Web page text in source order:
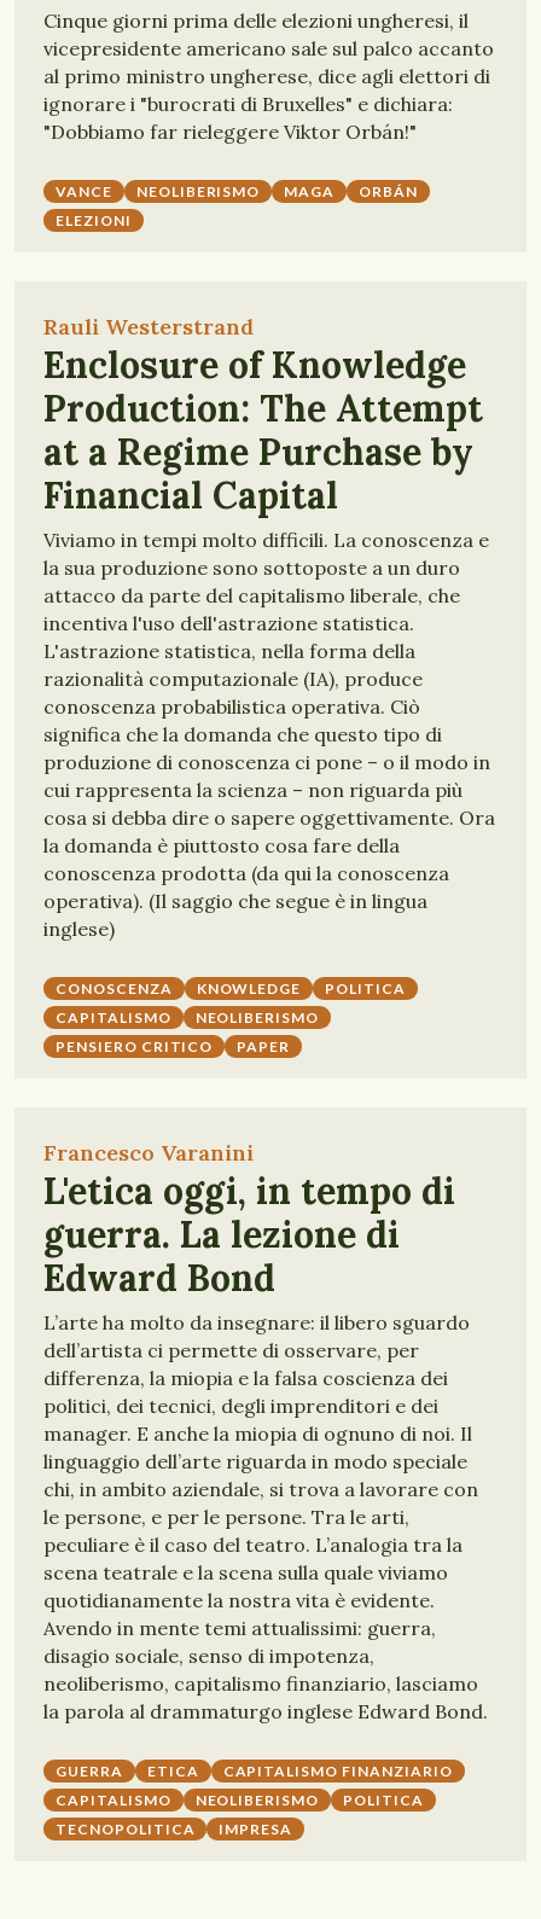
Cinque giorni prima delle elezioni ungheresi, il
vicepresidente americano sale sul palco accanto
al primo ministro ungherese, dice agli elettori di
ignorare i "burocrati di Bruxelles" e dichiara:
"Dobbiamo far rieleggere Viktor Orbán!"
VANCE NEOLIBERISMO MAGA
ORBÁN
ELEZIONI
Rauli Westerstrand
Enclosure of Knowledge
Production: The Attempt
at a Regime Purchase by
Financial Capital
Viviamo in tempi molto difficili. La conoscenza e
la sua produzione sono sottoposte a un duro
attacco da parte del capitalismo liberale, che
incentiva l'uso dell'astrazione statistica.
L'astrazione statistica, nella forma della
razionalità computazionale (IA), produce
conoscenza probabilistica operativa. Ciò
significa che la domanda che questo tipo di
produzione di conoscenza ci pone – o il modo in
cui rappresenta la scienza – non riguarda più
cosa si debba dire o sapere oggettivamente. Ora
la domanda è piuttosto cosa fare della
conoscenza prodotta (da qui la conoscenza
operativa). (Il saggio che segue è in lingua
inglese)
CONOSCENZA KNOWLEDGE
POLITICA
CAPITALISMO
NEOLIBERISMO
PENSIERO CRITICO
PAPER
Francesco Varanini
L'etica oggi, in tempo di
guerra. La lezione di
Edward Bond
L’arte ha molto da insegnare: il libero sguardo
dell’artista ci permette di osservare, per
differenza, la miopia e la falsa coscienza dei
politici, dei tecnici, degli imprenditori e dei
manager. E anche la miopia di ognuno di noi. Il
linguaggio dell’arte riguarda in modo speciale
chi, in ambito aziendale, si trova a lavorare con
le persone, e per le persone. Tra le arti,
peculiare è il caso del teatro. L’analogia tra la
scena teatrale e la scena sulla quale viviamo
quotidianamente la nostra vita è evidente.
Avendo in mente temi attualissimi: guerra,
disagio sociale, senso di impotenza,
neoliberismo, capitalismo finanziario, lasciamo
la parola al drammaturgo inglese Edward Bond.
GUERRA ETICA
CAPITALISMO FINANZIARIO
CAPITALISMO
NEOLIBERISMO
POLITICA
TECNOPOLITICA
IMPRESA